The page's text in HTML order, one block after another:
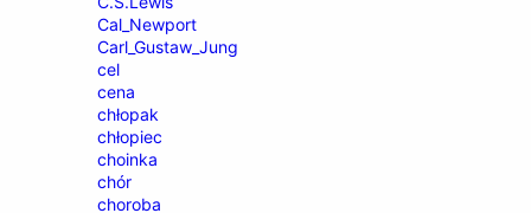
Cal_Newport
Carl_Gustaw_Jung
cel
cena
chłopak
chłopiec
choinka
chór
choroba